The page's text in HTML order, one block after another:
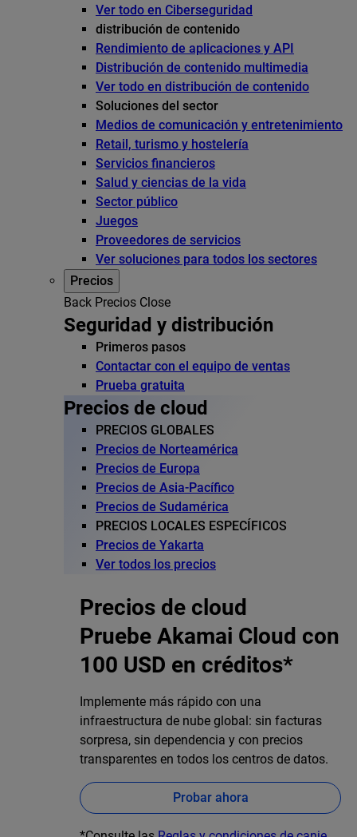
Ver todo en Ciberseguridad
distribución de contenido
Rendimiento de aplicaciones y API
Distribución de contenido multimedia
Ver todo en distribución de contenido
Soluciones del sector
Medios de comunicación y entretenimiento
Retail, turismo y hostelería
Servicios financieros
Salud y ciencias de la vida
Sector público
Juegos
Proveedores de servicios
Ver soluciones para todos los sectores
Precios
Back Precios Close
Seguridad y distribución
Primeros pasos
Contactar con el equipo de ventas
Prueba gratuita
Precios de cloud
PRECIOS GLOBALES
Precios de Norteamérica
Precios de Europa
Precios de Asia-Pacífico
Precios de Sudamérica
PRECIOS LOCALES ESPECÍFICOS
Precios de Yakarta
Ver todos los precios
Precios de cloud
Pruebe Akamai Cloud con
100 USD en créditos*
Implemente más rápido con una
infraestructura de nube global: sin facturas
sorpresa, sin dependencia y con precios
transparentes en todos los centros de datos.
Probar ahora